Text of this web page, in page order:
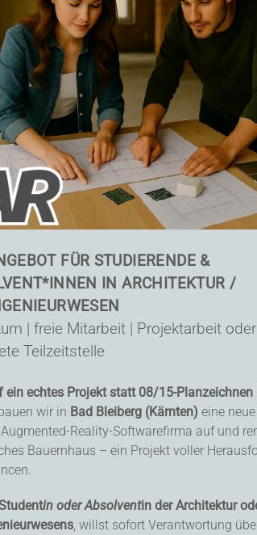
FÜR STUDIERENDE &
IN ARCHITEKTUR /
| freie Mitarbeit | Projektarbeit oder
Teilzeitstelle
ein echtes Projekt statt 08/15-Planzeichnen
wir in Bad Bleiberg (Kärnten) eine
Reality-Softwarefirma auf und
Bauernhaus – ein Projekt voller
in oder Absolventin der Architektur
, willst sofort Verantwortung